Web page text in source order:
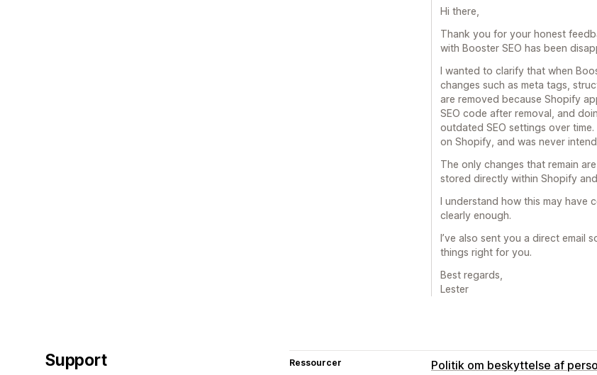
Hi there,
Thank you for your honest
with Booster SEO has been
I wanted to clarify that when
changes such as meta tags,
are removed because Shopify
SEO code after removal, and
outdated SEO settings over
on Shopify, and was never
The only changes that remain
stored directly within Shopify
I understand how this may have
clearly enough.
I’ve also sent you a direct email
things right for you.
Best regards,
Lester
Support Ressourcer
Politik om beskyttelse af